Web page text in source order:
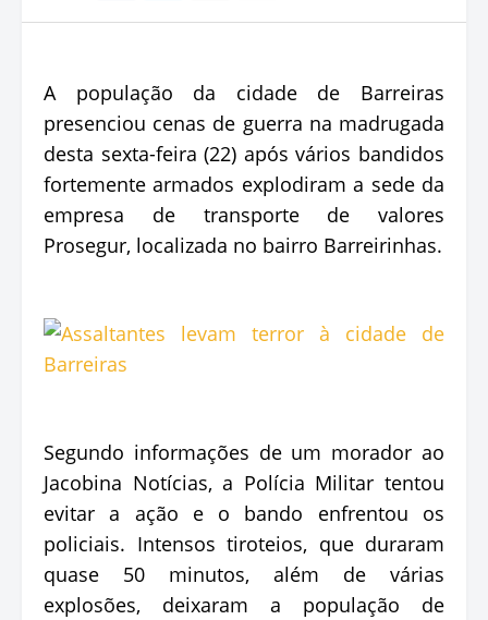
A população da cidade de Barreiras
presenciou cenas de guerra na madrugada
desta sexta-feira (22) após vários bandidos
fortemente armados explodiram a sede da
empresa de transporte de valores
Prosegur, localizada no bairro Barreirinhas.
Segundo informações de um morador ao
Jacobina Notícias, a Polícia Militar tentou
evitar a ação e o bando enfrentou os
policiais. Intensos tiroteios, que duraram
quase 50 minutos, além de várias
explosões, deixaram a população de